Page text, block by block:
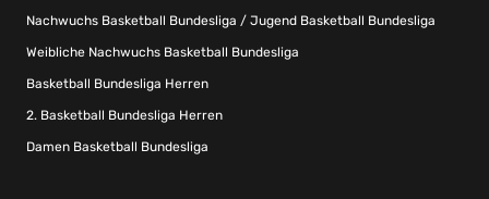
Nachwuchs Basketball Bundesliga / Jugend Basketball Bundesliga
Weibliche Nachwuchs Basketball Bundesliga
Basketball Bundesliga Herren
2. Basketball Bundesliga Herren
Damen Basketball Bundesliga